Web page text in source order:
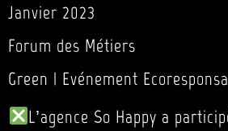
Janvier 2023
Forum des Métiers
Green | Evénement
L’agence So Happy a